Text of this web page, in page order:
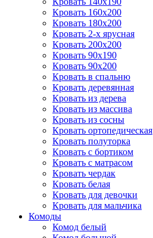
Кровать 160х200
Кровать 180х200
Кровать 2-х ярусная
Кровать 200х200
Кровать 90х190
Кровать 90х200
Кровать в спальню
Кровать деревянная
Кровать из дерева
Кровать из массива
Кровать из сосны
Кровать ортопедическая
Кровать полуторка
Кровать с бортиком
Кровать с матрасом
Кровать чердак
Кровать белая
Кровать для девочки
Кровать для мальчика
Комоды
Комод белый